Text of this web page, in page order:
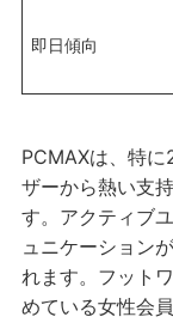
即日傾向
PCMAXは、特
ザーから熱い支
す。アクティブ
ュニケーション
れます。フット
めている女性会